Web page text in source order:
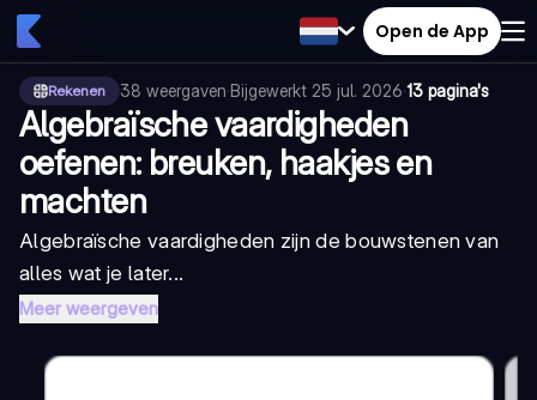
Open de App
Rekenen 38 weergaven·Bijgewerkt 25 jul. 2026·13 pagina's
Algebraïsche vaardigheden
oefenen: breuken, haakjes en
machten
Algebraïsche vaardigheden zijn de bouwstenen van
alles wat je later...
Meer weergeven